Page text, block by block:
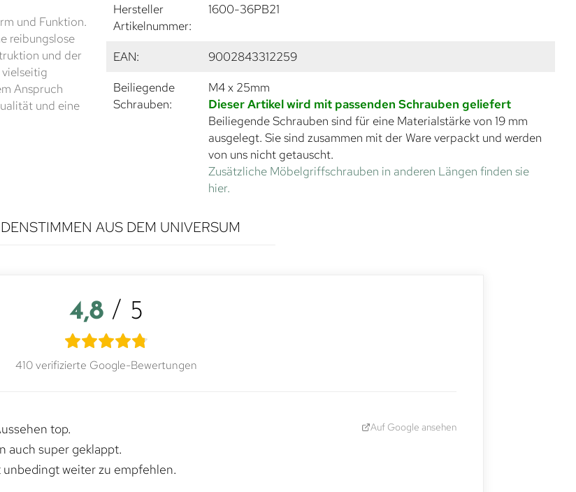
und Funktion.
reibungslose
und der
Anspruch
und eine
Hersteller
Artikelnummer:
1600-36PB21
EAN:
9002843312259
Beiliegende
Schrauben:
M4 x 25mm
Dieser Artikel wird mit passenden Schrauben geliefert
Beiliegende Schrauben sind für eine Materialstärke von 19 mm
ausgelegt. Sie sind zusammen mit der Ware verpackt und werden
von uns nicht getauscht.
Zusätzliche Möbelgriffschrauben in anderen Längen finden sie
hier.
AUS DEM UNIVERSUM
4,8 / 5
410 verifizierte Google-Bewertungen
top.
auch super geklappt.
weiter zu empfehlen.
Auf Google ansehen